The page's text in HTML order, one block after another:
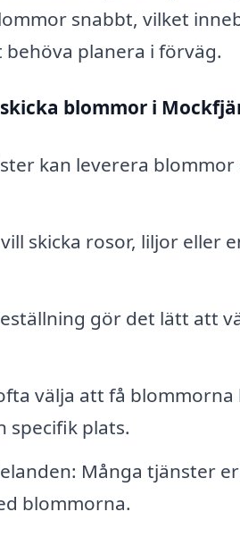
snabbt, vilket
planera i förväg.
skicka blommor i
kan leverera
skicka rosor, liljor eller
gör det lätt att
välja att få
specifik plats.
Många tjänster
blommorna.